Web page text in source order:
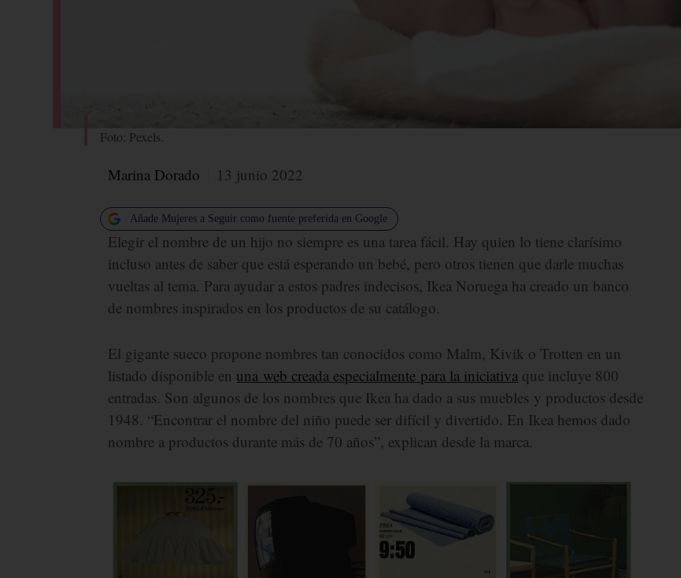
Foto: Pexels.
Marina Dorado 13 junio 2022
Añade Mujeres a Seguir como fuente preferida en Google
Elegir el nombre de un hijo no siempre es una tarea fácil. Hay quien lo tiene clarísimo
incluso antes de saber que está esperando un bebé, pero otros tienen que darle muchas
vueltas al tema. Para ayudar a estos padres indecisos, Ikea Noruega ha creado un banco
de nombres inspirados en los productos de su catálogo.
El gigante sueco propone nombres tan conocidos como Malm, Kivik o Trotten en un
listado disponible en una web creada especialmente para la iniciativa que incluye 800
entradas. Son algunos de los nombres que Ikea ha dado a sus muebles y productos desde
1948. “Encontrar el nombre del niño puede ser difícil y divertido. En Ikea hemos dado
nombre a productos durante más de 70 años”, explican desde la marca.